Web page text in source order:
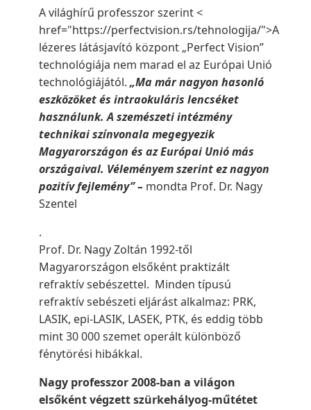
A világhírű professzor szerint <
href="https://perfectvision.rs/tehnologija/">A
lézeres látásjavító központ „Perfect Vision”
technológiája nem marad el az Európai Unió
technológiájától. „Ma már nagyon hasonló
eszközöket és intraokuláris lencséket
használunk. A szemészeti intézmény
technikai színvonala megegyezik
Magyarországon és az Európai Unió más
országaival. Véleményem szerint ez nagyon
pozitív fejlemény” – mondta Prof. Dr. Nagy
Szentel
.
Prof. Dr. Nagy Zoltán 1992-től
Magyarországon elsőként praktizált
refraktív sebészettel. Minden típusú
refraktív sebészeti eljárást alkalmaz: PRK,
LASIK, epi-LASIK, LASEK, PTK, és eddig több
mint 30 000 szemet operált különböző
fénytörési hibákkal.
Nagy professzor 2008-ban a világon
elsőként végzett szürkehályog-műtétet